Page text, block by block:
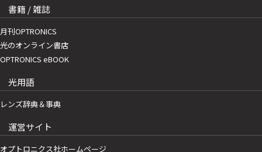
書籍 / 雑誌
月刊OPTRONICS
光のオンライン書店
OPTRONICS eBOOK
光用語
レンズ辞典＆事典
運営サイト
オプトロニクス社ホームページ